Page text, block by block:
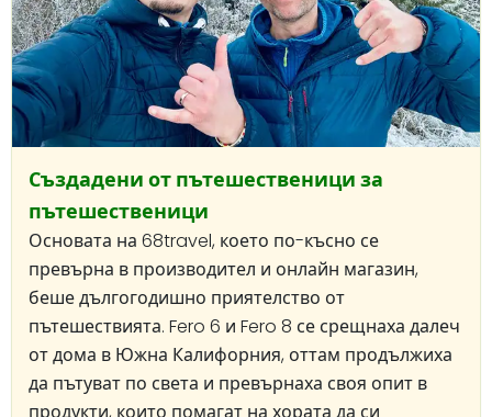
Създадени от пътешественици за
пътешественици
Основата на 68travel, което по-късно се
превърна в производител и онлайн магазин,
беше дългогодишно приятелство от
пътешествията. Fero 6 и Fero 8 се срещнаха далеч
от дома в Южна Калифорния, оттам продължиха
да пътуват по света и превърнаха своя опит в
продукти, които помагат на хората да си